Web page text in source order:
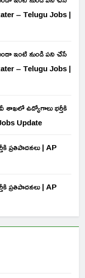
– Telugu Jobs |
ఇంటి నుండి పని చేసే
– Telugu Jobs |
శాఖలో ఉద్యోగాలు భర్తీకి
Update
ప్రతిపాదనలు | AP
ప్రతిపాదనలు | AP